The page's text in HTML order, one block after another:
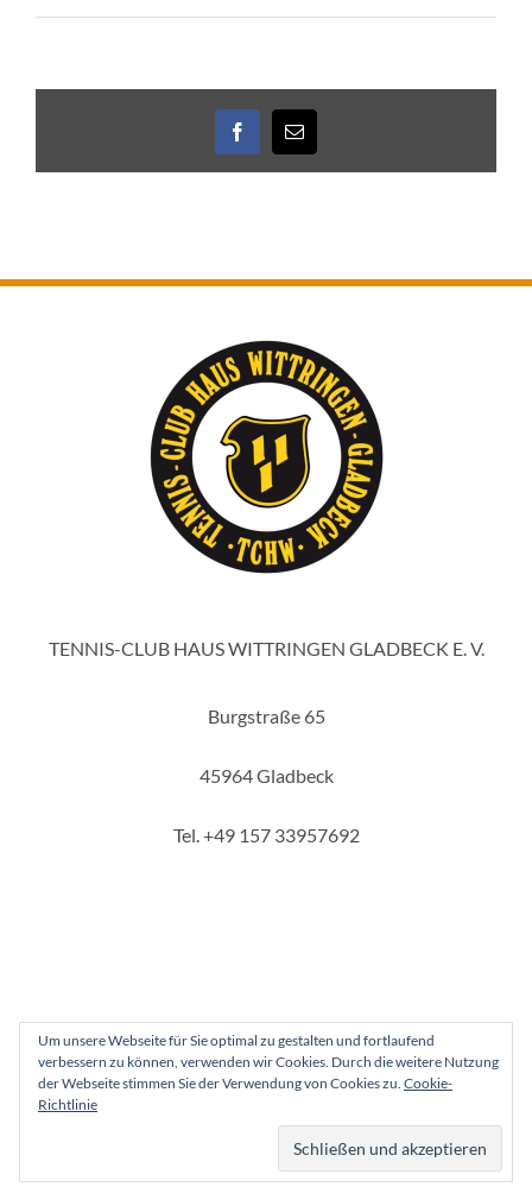
Facebook
E-
Mail
TENNIS-CLUB HAUS WITTRINGEN GLADBECK E. V.
Burgstraße 65
45964 Gladbeck
Tel. +49 157 33957692
Copyright 2025 - Tennis-Club Haus Wittringen Gladbeck e. V.
InstagramFacebook
Um unsere Webseite für Sie optimal zu gestalten und fortlaufend
verbessern zu können, verwenden wir Cookies. Durch die weitere Nutzung
der Webseite stimmen Sie der Verwendung von Cookies zu. Cookie-
Richtlinie